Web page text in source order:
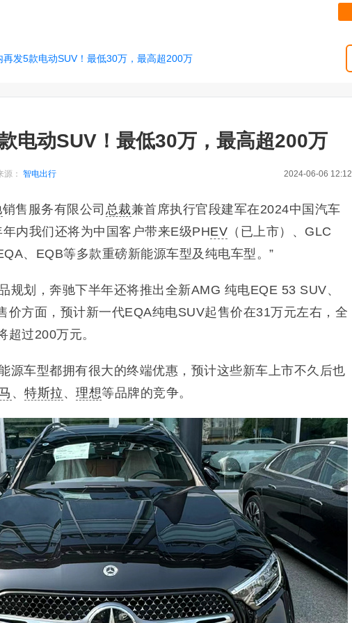
再发5款电动SUV！最低30万，最高超200万
电动SUV！最低30万，最高超200万
源： 智电出行 2024-06-06 12:12
销售服务有限公司 总裁兼首席执行官段建军在2024中国汽车
内我们还将为中国客户带来E级PHEV （已上市）、GLC
、EQB等多款重磅新能源车型及纯电车型。”
规划，奔驰下半年还将推出全新AMG 纯电EQE 53 SUV、
价方面，预计新一代EQA纯电SUV起售价在31万元左右，全
超过200万元。
源车型都拥有很大的终端优惠，预计这些新车上市不久后也
、 特斯拉 、 理想等品牌的竞争。